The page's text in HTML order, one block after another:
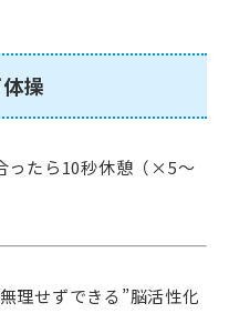
操
ったら10秒休憩（×5～
理せずできる”脳活性化